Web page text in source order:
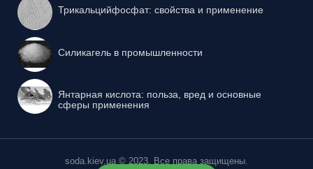
Трикальцийфосфат: свойства и применение
Силикагель в промышленности
Янтарная кислота: польза, вред и основные
сферы применения
soda.kiev.ua © 2023, Все права защищены.